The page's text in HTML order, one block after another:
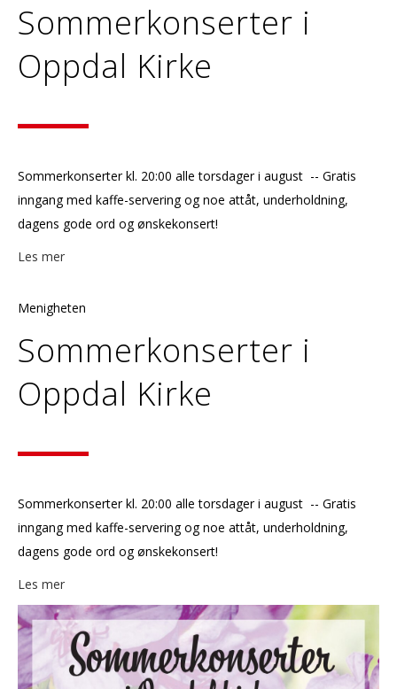
Sommerkonserter i
Oppdal Kirke
Sommerkonserter kl. 20:00 alle torsdager i august -- Gratis
inngang med kaffe-servering og noe attåt, underholdning,
dagens gode ord og ønskekonsert!
Les mer
Menigheten
Sommerkonserter i
Oppdal Kirke
Sommerkonserter kl. 20:00 alle torsdager i august -- Gratis
inngang med kaffe-servering og noe attåt, underholdning,
dagens gode ord og ønskekonsert!
Les mer